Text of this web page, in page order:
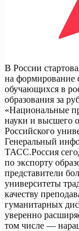
В России
на формирование
обучающихся в
образования за
«Национальные
науки и высшего
Российского
Генеральный
ТАСС.Россия
по экспорту
представители
университеты
качеству
гуманитарных
уверенно
том числе —